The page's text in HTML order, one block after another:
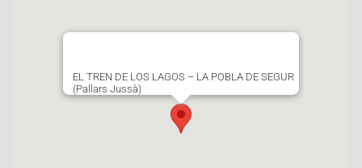
EL TREN DE LOS LAGOS – LA POBLA DE SEGUR
(Pallars Jussà)